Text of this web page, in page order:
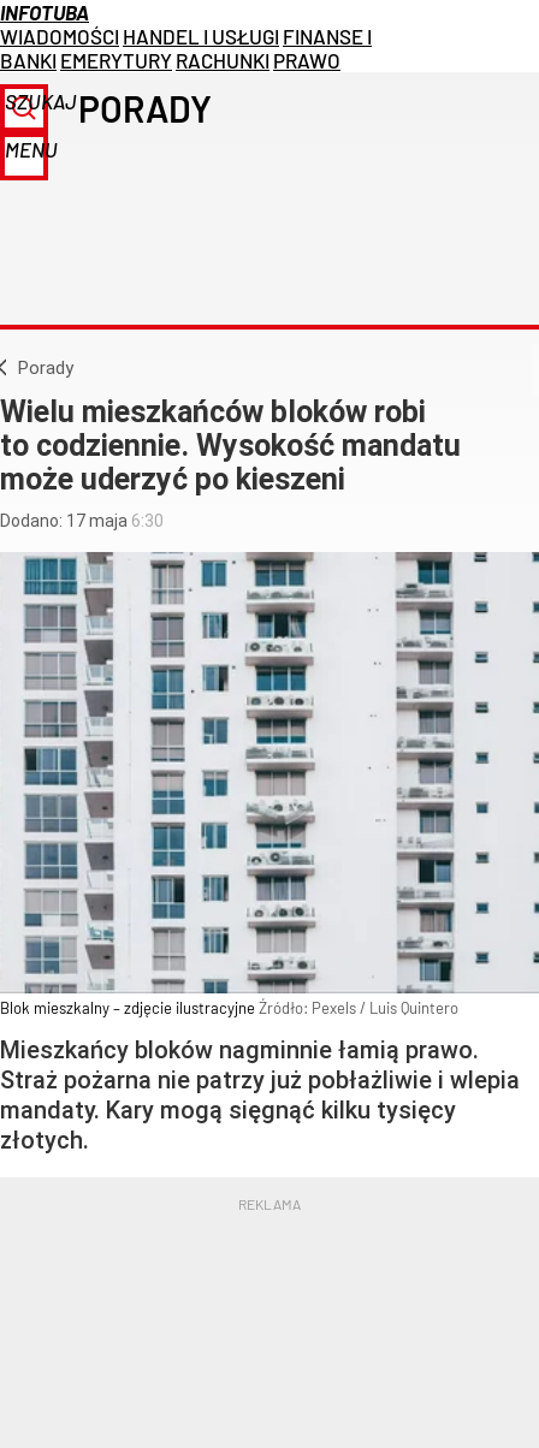
INFOTUBA
WIADOMOŚCI HANDEL I USŁUGI FINANSE I
BANKI EMERYTURY RACHUNKI PRAWO
SZUKAJ
MENU
PORADY
Porady
Wielu mieszkańców bloków robi
to codziennie. Wysokość mandatu
może uderzyć po kieszeni
Dodano: 17maja 6:30
Blok mieszkalny – zdjęcie ilustracyjneŹródło: Pexels/ Luis Quintero
Mieszkańcy bloków nagminnie łamią prawo.
Straż pożarna nie patrzy już pobłażliwie i wlepia
mandaty. Kary mogą sięgnąć kilku tysięcy
złotych.